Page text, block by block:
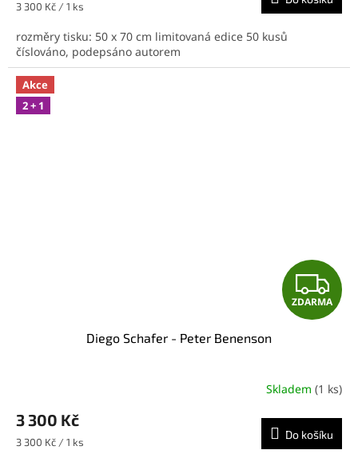
A
Měrná
3 300 Kč / 1 ks
rozměry tisku: 50 x 70 cm limitovaná edice 50 kusů
číslováno, podepsáno autorem
Akce
2 + 1
Z
D
R
M
A
ZDARMA
Diego Schafer - Peter Benenson
Skladem (1 ks)
3 300 Kč
Měrná
3 300 Kč / 1 ks
Do košíku